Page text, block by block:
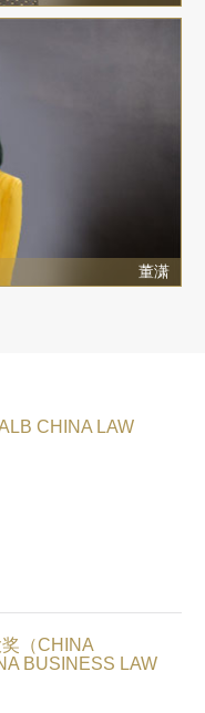
董潇
CHINA LAW
奖（CHINA
BUSINESS LAW